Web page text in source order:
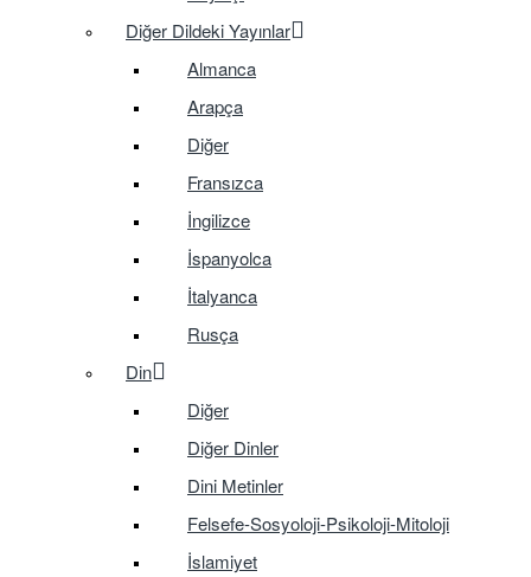
Diğer Dildeki Yayınlar
Almanca
Arapça
Diğer
Fransızca
İngilizce
İspanyolca
İtalyanca
Rusça
Din
Diğer
Diğer Dinler
Dini Metinler
Felsefe-Sosyoloji-Psikoloji-Mitoloji
İslamiyet